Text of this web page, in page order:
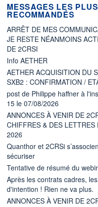
MESSAGES LES PLUS
RECOMMANDÉS
ARRÊT DE MES
JE RESTE NÉANMOINS
DE 2CRSI
Info AETHER
AETHER ACQUISITION DU
SXB2 : CONFIRMATION /
post de Philippe haffner à
15 le 07/08/2026
ANNONCES À VENIR DE
CHIFFRES & DES LETTRES
2026
Quanthor et 2CRSi
sécuriser
Tentative de résumé du
Après les contrats cadres,
d'intention ! Rien ne va plus.
ANNONCES À VENIR DE